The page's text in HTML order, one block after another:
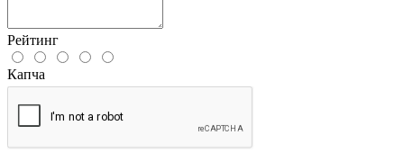
Рейтинг
Капча